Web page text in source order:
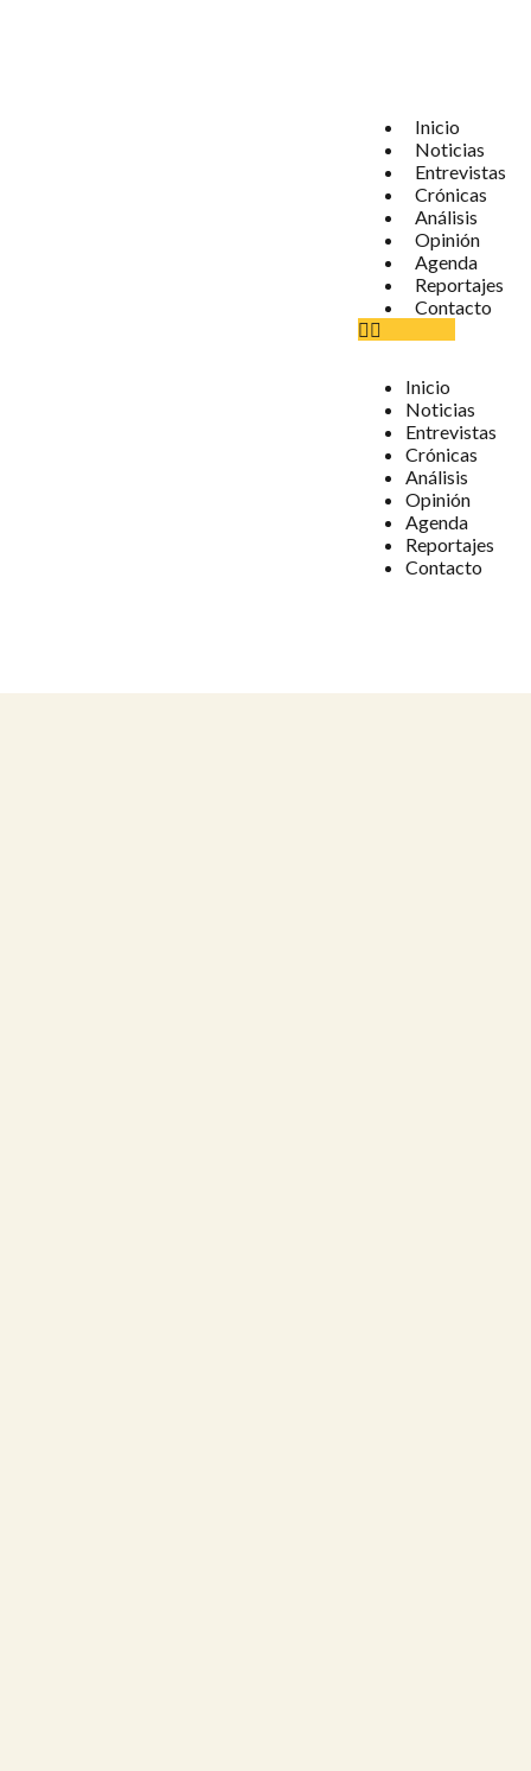
Inicio
Noticias
Entrevistas
Crónicas
Análisis
Opinión
Agenda
Reportajes
Contacto
Inicio
Noticias
Entrevistas
Crónicas
Análisis
Opinión
Agenda
Reportajes
Contacto